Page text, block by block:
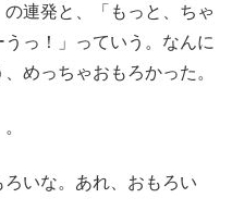
の連発と、「もっと、ちゃ
っ！」っていう。なんに
めっちゃおもろかった。
ろいな。あれ、おもろい